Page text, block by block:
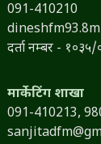
091-410210
दर्ता नम्बर -
मार्केटिंग शाखा
091-410213,